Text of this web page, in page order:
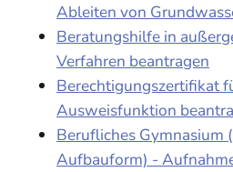
Ableiten von
Beratungshilfe in
Verfahren beantragen
Berechtigungszertifikat
Ausweisfunktion
Berufliches Gymnasium
Aufbauform) -